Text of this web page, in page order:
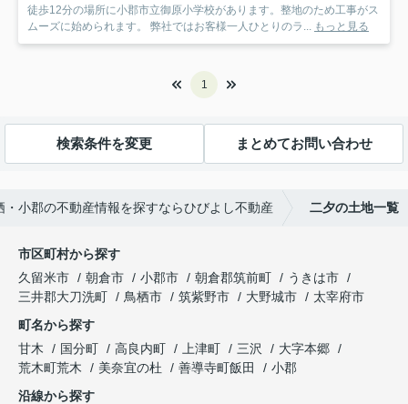
徒歩12分の場所に小郡市立御原小学校があります。整地のため工事がス
ムーズに始められます。 弊社ではお客様一人ひとりのラ... もっと見る
1
検索条件を変更 まとめてお問い合わせ
・小郡の不動産情報を探すならひびよし不動産 二夕の土地一覧
市区町村から探す
久留米市
朝倉市 小郡市 朝倉郡筑前町
うきは市
三井郡大刀洗町
鳥栖市 筑紫野市 大野城市
太宰府市
町名から探す
甘木
国分町 高良内町 上津町 三沢
大字本郷
荒木町荒木
美奈宜の杜 善導寺町飯田
小郡
沿線から探す